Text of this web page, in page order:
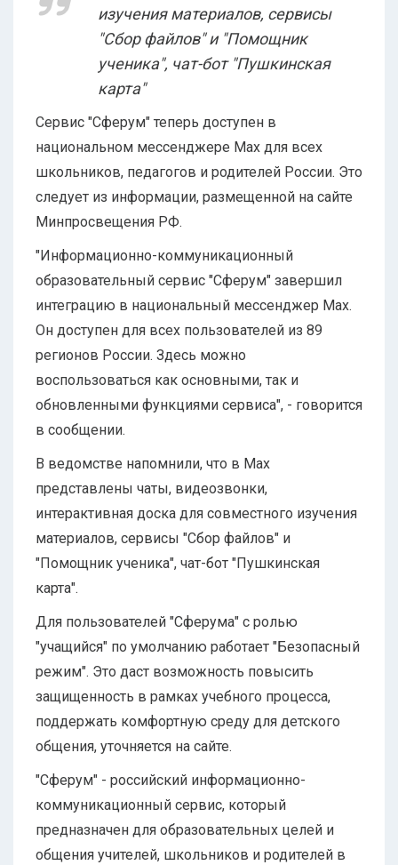
изучения материалов, сервисы
"Сбор файлов" и "Помощник
ученика", чат-бот "Пушкинская
карта"
Сервис "Сферум" теперь доступен в
национальном мессенджере Max для всех
школьников, педагогов и родителей России. Это
следует из информации, размещенной на сайте
Минпросвещения РФ.
"Информационно-коммуникационный
образовательный сервис "Сферум" завершил
интеграцию в национальный мессенджер Max.
Он доступен для всех пользователей из 89
регионов России. Здесь можно
воспользоваться как основными, так и
обновленными функциями сервиса", - говорится
в сообщении.
В ведомстве напомнили, что в Max
представлены чаты, видеозвонки,
интерактивная доска для совместного изучения
материалов, сервисы "Сбор файлов" и
"Помощник ученика", чат-бот "Пушкинская
карта".
Для пользователей "Сферума" с ролью
"учащийся" по умолчанию работает "Безопасный
режим". Это даст возможность повысить
защищенность в рамках учебного процесса,
поддержать комфортную среду для детского
общения, уточняется на сайте.
"Сферум" - российский информационно-
коммуникационный сервис, который
предназначен для образовательных целей и
общения учителей, школьников и родителей в